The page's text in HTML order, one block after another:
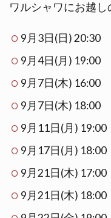
ワルシャワにお越
9月3日(日) 20:30
9月4日(月) 19:00
9月7日(木) 16:00
9月7日(木) 18:00
9月11日(月) 19:00
9月17日(月) 18:00
9月21日(木) 17:00
9月21日(木) 18:00